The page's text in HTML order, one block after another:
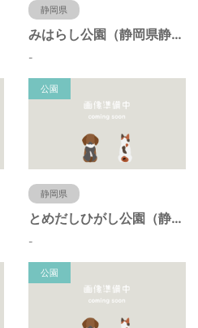
静岡県
みはらし公園（静岡県静岡市）
-
公園
静岡県
とめだしひがし公園（静岡県静岡市）
-
公園